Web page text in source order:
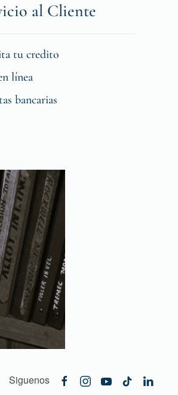
al Cliente
tu credito
línea
bancarias
Siguenos